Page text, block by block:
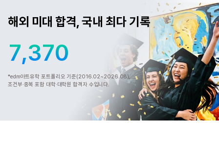
해외 미대 합격, 국내 최다 기록
7,370
*edm아트유학 포트폴리오 기준(2016.02~2026.08),
조건부·중복 포함 대학·대학원 합격자 수입니다.